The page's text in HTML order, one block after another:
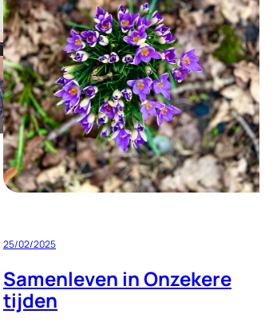
25/02/2025
Samenleven in Onzekere
tijden